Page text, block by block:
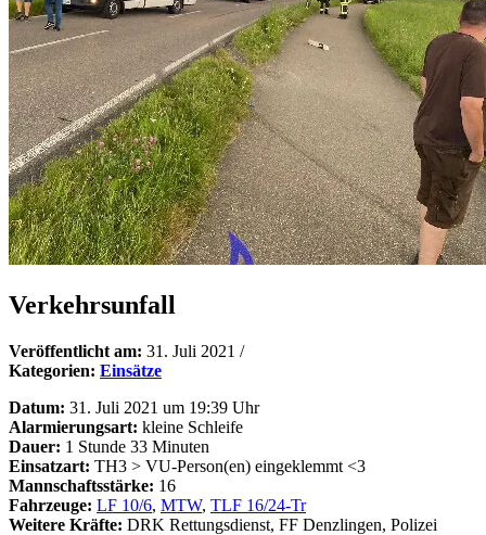
Verkehrsunfall
Veröffentlicht am: 31. Juli 2021 /
Kategorien: Einsätze
Datum: 31. Juli 2021 um 19:39 Uhr
Alarmierungsart: kleine Schleife
Dauer: 1 Stunde 33 Minuten
Einsatzart: TH3 > VU-Person(en) eingeklemmt <3
Mannschaftsstärke: 16
Fahrzeuge: LF 10/6, MTW, TLF 16/24-Tr
Weitere Kräfte: DRK Rettungsdienst, FF Denzlingen, Polizei